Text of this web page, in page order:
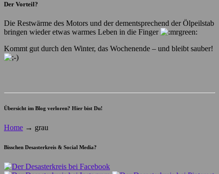
Der Vorteil?
Die Restwärme des Motors und der dementsprechend der Ölpeilstab
bringen wieder etwas warmes Leben in die Finger
Kommt gut durch den Winter, das Wochenende – und bleibt sauber!
Übersicht im Blog verloren? Hier bist Du!
Home → grau
Bisschen Desasterkreis & Social Media?